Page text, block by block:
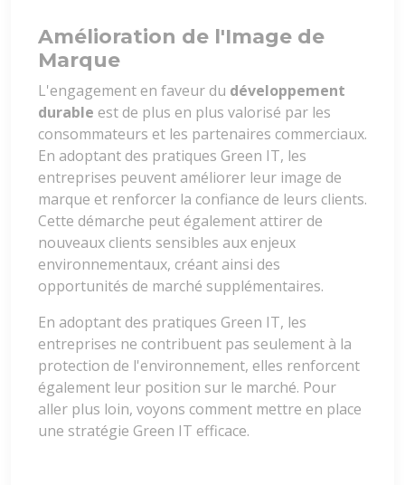
Amélioration de l'Image de
Marque
L'engagement en faveur du développement
durable est de plus en plus valorisé par les
consommateurs et les partenaires commerciaux.
En adoptant des pratiques Green IT, les
entreprises peuvent améliorer leur image de
marque et renforcer la confiance de leurs clients.
Cette démarche peut également attirer de
nouveaux clients sensibles aux enjeux
environnementaux, créant ainsi des
opportunités de marché supplémentaires.
En adoptant des pratiques Green IT, les
entreprises ne contribuent pas seulement à la
protection de l'environnement, elles renforcent
également leur position sur le marché. Pour
aller plus loin, voyons comment mettre en place
une stratégie Green IT efficace.